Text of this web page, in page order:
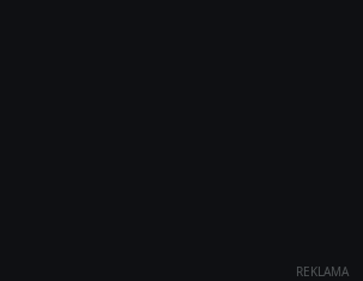
REKLAMA